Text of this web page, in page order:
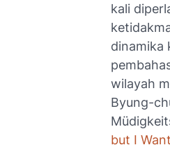
kali
dinamika
wilayah
Byung-
but I